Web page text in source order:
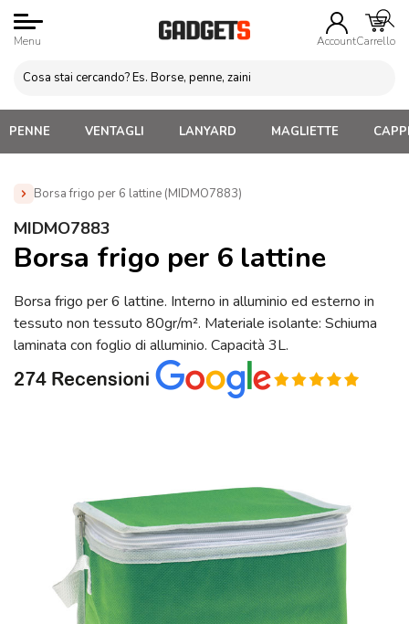
Menu AccountCarrello
PENNE VENTAGLI LANYARD MAGLIETTE
Borsa frigo per 6 lattine (MIDMO7883)
Home » Gadget Tematici Personalizzabili
(MIDMO7883)
MIDMO7883
Borsa frigo per 6 lattine
Borsa frigo per 6 lattine. Interno in alluminio ed esterno in
tessuto non tessuto 80gr/m². Materiale isolante: Schiuma
laminata con foglio di alluminio. Capacità 3L.